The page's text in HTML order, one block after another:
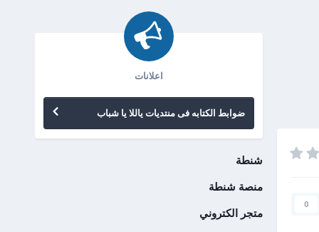
0
اعلانات
ضوابط الكتابه فى منتديات ياللا يا شباب
شنطة
منصة شنطة
متجر الكتروني